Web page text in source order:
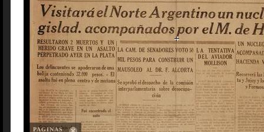
PAGINAS